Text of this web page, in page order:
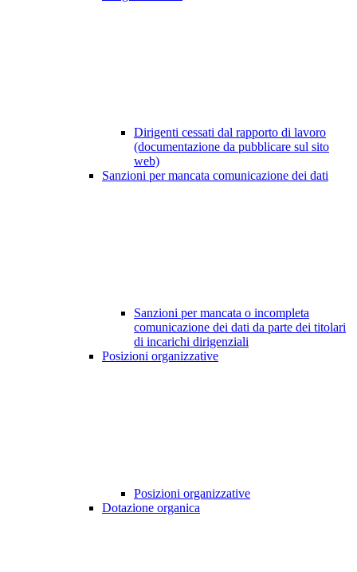
Dirigenti cessati dal rapporto di lavoro
(documentazione da pubblicare sul sito
web)
Sanzioni per mancata comunicazione dei dati
Sanzioni per mancata o incompleta
comunicazione dei dati da parte dei titolari
di incarichi dirigenziali
Posizioni organizzative
Posizioni organizzative
Dotazione organica